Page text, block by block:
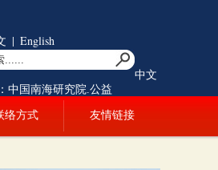
| English
中文
中国南海研究院.公益
络方式 友情链接